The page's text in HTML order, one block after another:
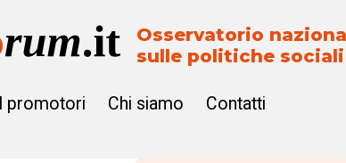
Osservatorio
sulle politiche sociali
I promotori Chi siamo Contatti